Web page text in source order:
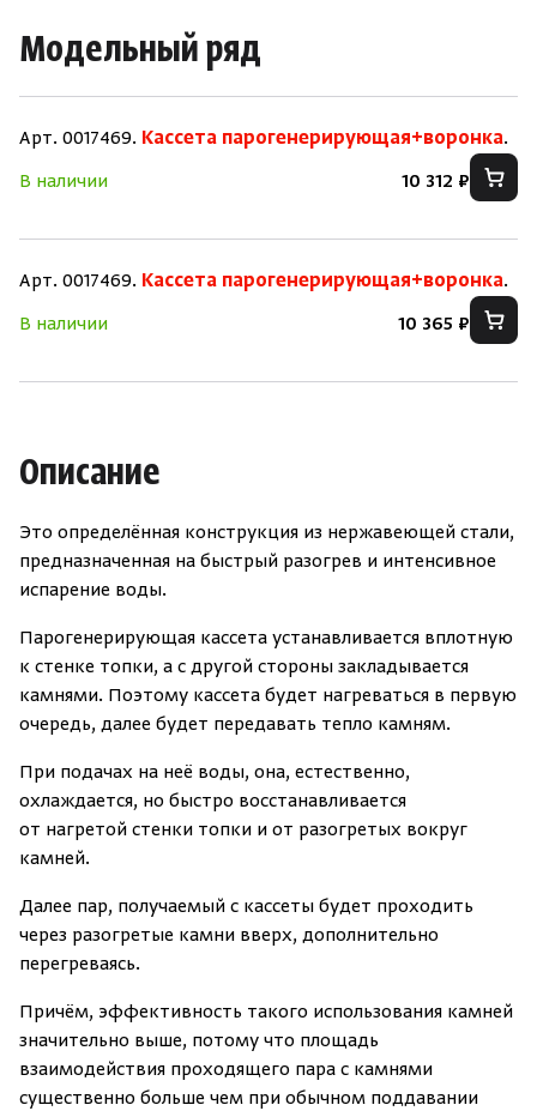
Модельный ряд
Арт. 0017469. Кассета парогенерирующая+воронка.
В наличии
10 312 ₽
Арт. 0017469. Кассета парогенерирующая+воронка.
В наличии
10 365 ₽
Описание
Это определённая конструкция из нержавеющей стали,
предназначенная на быстрый разогрев и интенсивное
испарение воды.
Парогенерирующая кассета устанавливается вплотную
к стенке топки, а с другой стороны закладывается
камнями. Поэтому кассета будет нагреваться в первую
очередь, далее будет передавать тепло камням.
При подачах на неё воды, она, естественно,
охлаждается, но быстро восстанавливается
от нагретой стенки топки и от разогретых вокруг
камней.
Далее пар, получаемый с кассеты будет проходить
через разогретые камни вверх, дополнительно
перегреваясь.
Причём, эффективность такого использования камней
значительно выше, потому что площадь
взаимодействия проходящего пара с камнями
существенно больше чем при обычном поддавании
На главную
Скрыть/
Войти
Нет аккаунта? Зарегистрироваться
Скрыть/
Зарегистрироваться
Уже есть аккаунт?Войти